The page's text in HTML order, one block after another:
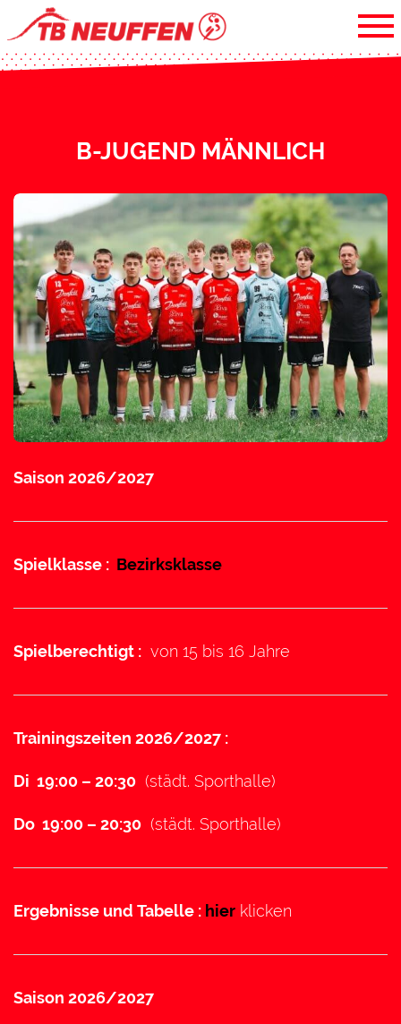
B-JUGEND MÄNNLICH
Saison 2026/2027
Spielklasse : Bezirksklasse
Spielberechtigt : von 15 bis 16 Jahre
Trainingszeiten 2026/2027 :
Di 19:00 – 20:30 (städt. Sporthalle)
Do 19:00 – 20:30 (städt. Sporthalle)
Ergebnisse und Tabelle : hier klicken
Saison 2026/2027